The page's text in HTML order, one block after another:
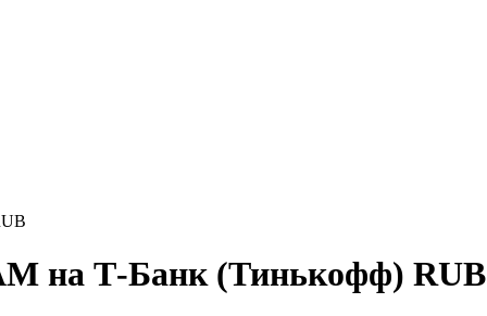
на Т-Банк (Тинькофф) RUB